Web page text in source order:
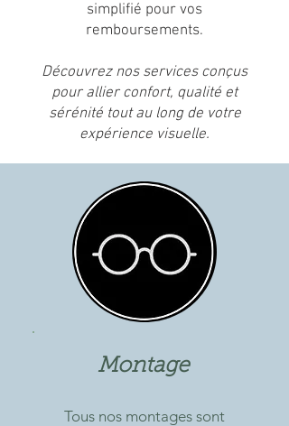
simplifié pour vos
remboursements.
Découvrez nos services conçus
pour allier confort, qualité et
sérénité tout au long de votre
expérience visuelle.
Montage
Tous nos montages sont